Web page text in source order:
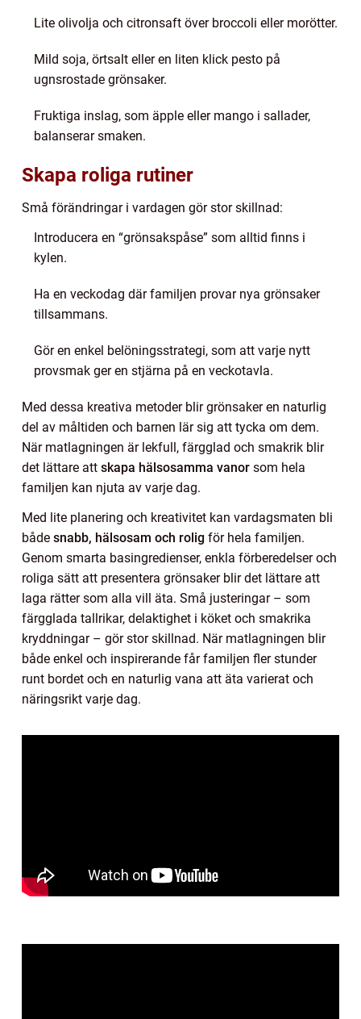
Lite olivolja och citronsaft över broccoli eller morötter.
Mild soja, örtsalt eller en liten klick pesto på
ugnsrostade grönsaker.
Fruktiga inslag, som äpple eller mango i sallader,
balanserar smaken.
Skapa roliga rutiner
Små förändringar i vardagen gör stor skillnad:
Introducera en “grönsakspåse” som alltid finns i
kylen.
Ha en veckodag där familjen provar nya grönsaker
tillsammans.
Gör en enkel belöningsstrategi, som att varje nytt
provsmak ger en stjärna på en veckotavla.
Med dessa kreativa metoder blir grönsaker en naturlig
del av måltiden och barnen lär sig att tycka om dem.
När matlagningen är lekfull, färgglad och smakrik blir
det lättare att skapa hälsosamma vanor som hela
familjen kan njuta av varje dag.
Med lite planering och kreativitet kan vardagsmaten bli
både snabb, hälsosam och rolig för hela familjen.
Genom smarta basingredienser, enkla förberedelser och
roliga sätt att presentera grönsaker blir det lättare att
laga rätter som alla vill äta. Små justeringar – som
färgglada tallrikar, delaktighet i köket och smakrika
kryddningar – gör stor skillnad. När matlagningen blir
både enkel och inspirerande får familjen fler stunder
runt bordet och en naturlig vana att äta varierat och
näringsrikt varje dag.